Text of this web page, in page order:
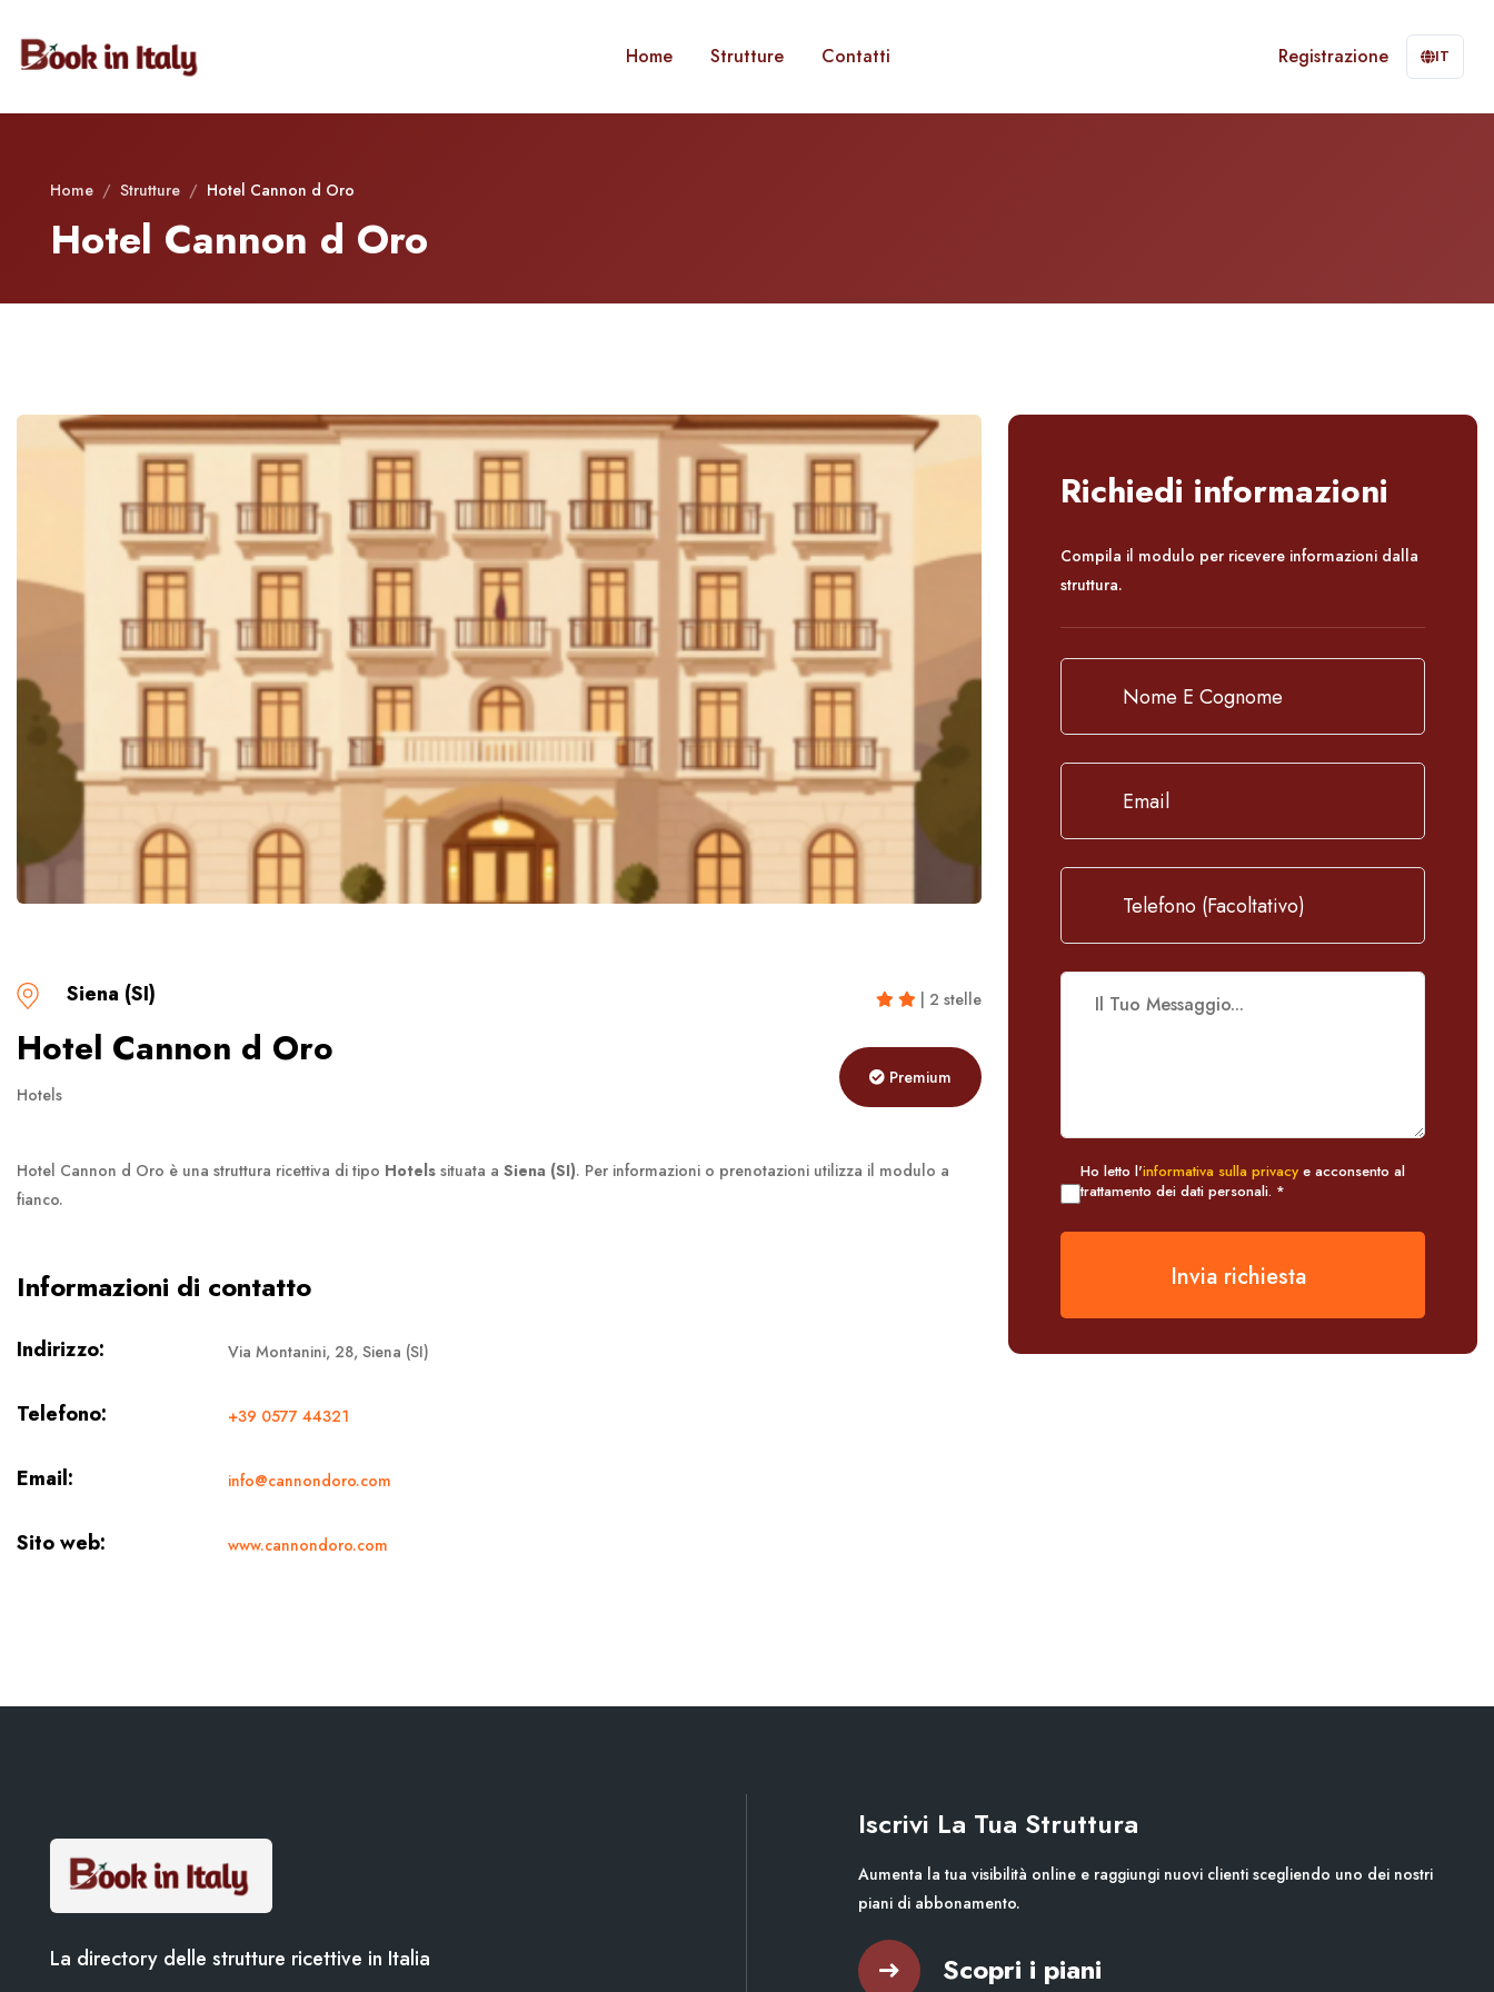
Home Strutture Contatti Registrazione IT
Home / Strutture / Hotel Cannon d Oro
Hotel Cannon d Oro
Siena (SI)
Hotel Cannon d Oro
Hotels
| 2 stelle
Premium
Hotel Cannon d Oro è una struttura ricettiva di tipo Hotels situata a Siena (SI). Per informazioni o prenotazioni utilizza il modulo a
fianco.
Informazioni di contatto
Indirizzo: Via Montanini, 28, Siena (SI)
Telefono: +39 0577 44321
Email: info@cannondoro.com
Sito web: www.cannondoro.com
Richiedi informazioni
Compila il modulo per ricevere informazioni dalla
struttura.
Ho letto l'informativa sulla privacy e acconsento al
trattamento dei dati personali. *
Invia richiesta
La directory delle strutture ricettive in Italia
Iscrivi La Tua Struttura
Aumenta la tua visibilità online e raggiungi nuovi clienti scegliendo uno dei nostri
piani di abbonamento.
Scopri i piani